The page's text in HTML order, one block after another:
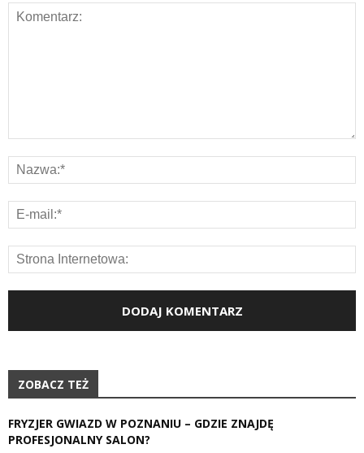
ZOBACZ TEŻ
FRYZJER GWIAZD W POZNANIU – GDZIE ZNAJDĘ
PROFESJONALNY SALON?